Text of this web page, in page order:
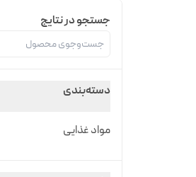
جستجو در نتایج
دسته‌بندی
مواد غذایی